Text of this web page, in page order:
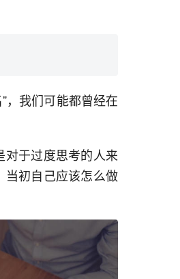
，我们可能都曾经在
对于过度思考的人来
当初自己应该怎么做